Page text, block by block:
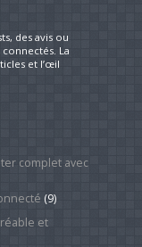
des avis ou
La
et l’œil
complet avec
(9)
et